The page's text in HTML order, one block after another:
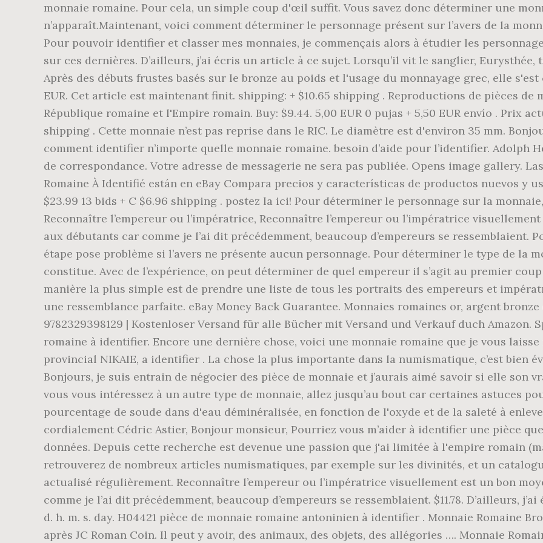
monnaie romaine. Pour cela, un simple coup d'œil suffit. Vous savez donc déterminer une
n’apparaît.Maintenant, voici comment déterminer le personnage présent sur l’avers de la
Pour pouvoir identifier et classer mes monnaies, je commençais alors à étudier les
sur ces dernières. D’ailleurs, j’ai écris un article à ce sujet. Lorsqu’il vit le sanglier,
Après des débuts frustes basés sur le bronze au poids et l'usage du monnayage grec, elle
EUR. Cet article est maintenant finit. shipping: + $10.65 shipping . Reproductions de pièces de
République romaine et l'Empire romain. Buy: $9.44. 5,00 EUR 0 pujas + 5,50 EUR envío . Prix
shipping . Cette monnaie n’est pas reprise dans le RIC. Le diamètre est d'environ 35 mm.
comment identifier n’importe quelle monnaie romaine. besoin d’aide pour l’identifier. Adolph